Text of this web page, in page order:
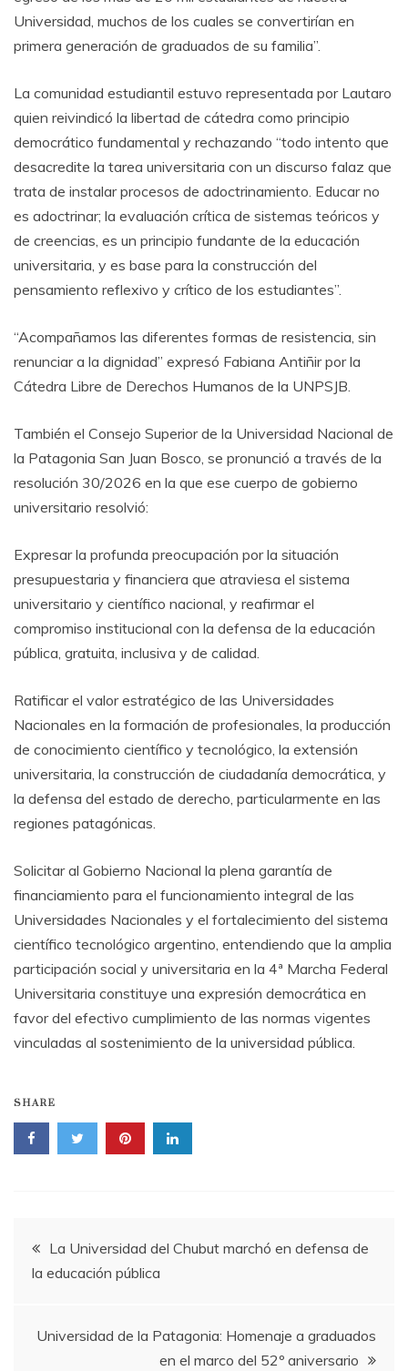
Universidad, muchos de los cuales se convertirían en
primera generación de graduados de su familia”.
La comunidad estudiantil estuvo representada por Lautaro
quien reivindicó la libertad de cátedra como principio
democrático fundamental y rechazando “todo intento que
desacredite la tarea universitaria con un discurso falaz que
trata de instalar procesos de adoctrinamiento. Educar no
es adoctrinar; la evaluación crítica de sistemas teóricos y
de creencias, es un principio fundante de la educación
universitaria, y es base para la construcción del
pensamiento reflexivo y crítico de los estudiantes”.
“Acompañamos las diferentes formas de resistencia, sin
renunciar a la dignidad” expresó Fabiana Antiñir por la
Cátedra Libre de Derechos Humanos de la UNPSJB.
También el Consejo Superior de la Universidad Nacional de
la Patagonia San Juan Bosco, se pronunció a través de la
resolución 30/2026 en la que ese cuerpo de gobierno
universitario resolvió:
Expresar la profunda preocupación por la situación
presupuestaria y financiera que atraviesa el sistema
universitario y científico nacional, y reafirmar el
compromiso institucional con la defensa de la educación
pública, gratuita, inclusiva y de calidad.
Ratificar el valor estratégico de las Universidades
Nacionales en la formación de profesionales, la producción
de conocimiento científico y tecnológico, la extensión
universitaria, la construcción de ciudadanía democrática, y
la defensa del estado de derecho, particularmente en las
regiones patagónicas.
Solicitar al Gobierno Nacional la plena garantía de
financiamiento para el funcionamiento integral de las
Universidades Nacionales y el fortalecimiento del sistema
científico tecnológico argentino, entendiendo que la amplia
participación social y universitaria en la 4ª Marcha Federal
Universitaria constituye una expresión democrática en
favor del efectivo cumplimiento de las normas vigentes
vinculadas al sostenimiento de la universidad pública.
SHARE
Navegación
de
entradas
La Universidad del Chubut marchó en defensa de
la educación pública
Universidad de la Patagonia: Homenaje a graduados
en el marco del 52º aniversario